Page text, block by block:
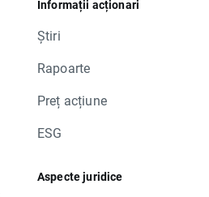
Informații acționari
Știri
Rapoarte
Preț acțiune
ESG
Aspecte juridice